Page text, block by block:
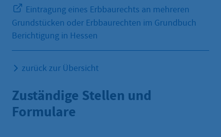
Eintragung eines Erbbaurechts an mehreren
Grundstücken oder Erbbaurechten im Grundbuch
Berichtigung in Hessen
zurück zur Übersicht
Zuständige Stellen und
Formulare